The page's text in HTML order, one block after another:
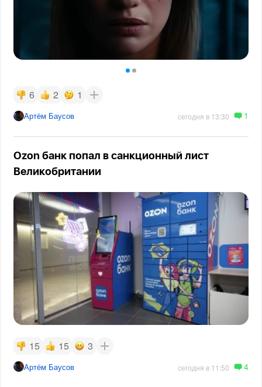
6 2 1
Артём Баусов сегодня в 13:30 1
Ozon банк попал в санкционный лист
Великобритании
15 15 3
Артём Баусов сегодня в 11:50 4